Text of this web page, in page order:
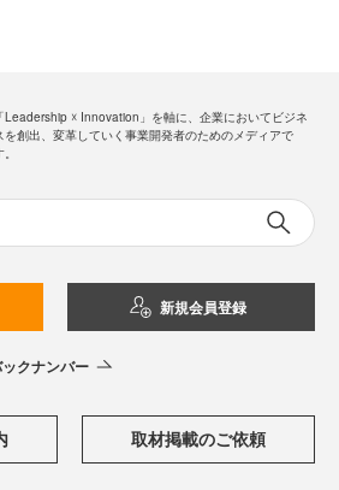
「Leadership ☓ Innovation」を軸に、企業においてビジネ
を創出、変革していく事業開発者のためのメディアで
新規会員登録
ックナンバー
取材掲載のご依頼